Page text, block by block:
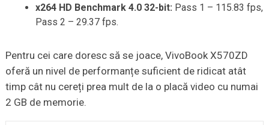
x264 HD Benchmark4.0 32-bit: Pass 1 – 115.83 fps,
Pass 2 – 29.37 fps.
Pentru cei care doresc să se joace, VivoBook X570ZD
oferă un nivel de performanțe suficient de ridicat atât
timp cât nu cereți prea mult de la o placă video cu numai
2 GB de memorie.